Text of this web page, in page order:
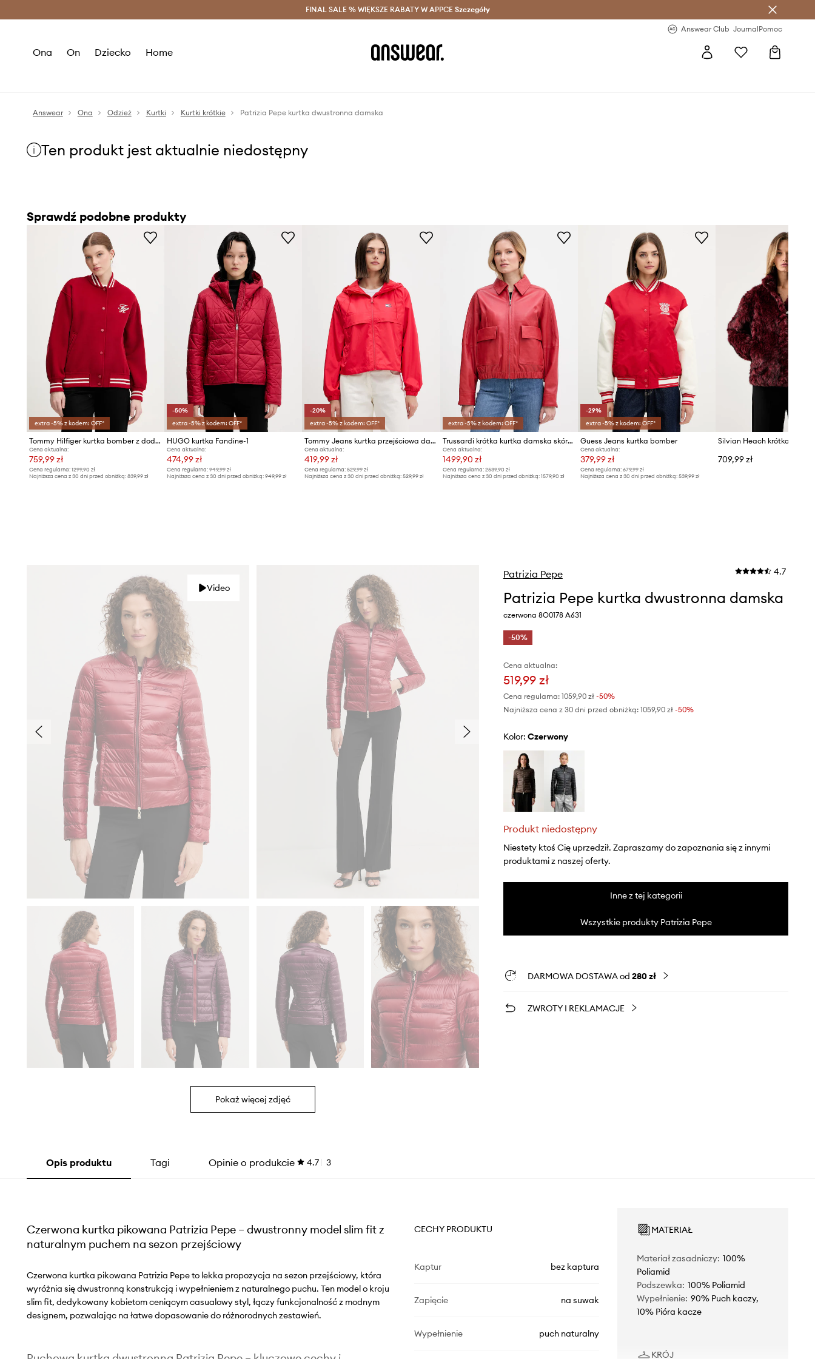
Oszczędzaj z Answear Club > Dostawa nawet w 24h >
FINAL SALE % WIĘKSZE RABATY W APPCE Szczegóły
Answear Club JournalPomoc
Ona On Dziecko Home
Answear Ona Odzież Kurtki Kurtki krótkie Patrizia Pepe kurtka dwustronna damska
Ten produkt jest aktualnie niedostępny
Sprawdź podobne produkty
extra -5% z kodem: OFF*
Tommy Hilfiger kurtka bomber z dodatkiem wełny
Cena aktualna:
759,99 zł
Cena regularna: 1299,90 zł
Najniższa cena z 30 dni przed obniżką: 839,99 zł
-50%
extra -5% z kodem: OFF*
HUGO kurtka Fandine-1
Cena aktualna:
474,99 zł
Cena regularna:949,99 zł
Najniższa cena z 30 dni przed obniżką:949,99 zł
-20%
extra -5% z kodem: OFF*
Tommy Jeans kurtka przejściowa damska
Cena aktualna:
419,99 zł
Cena regularna: 529,99 zł
Najniższa cena z 30 dni przed obniżką: 529,99 zł
extra -5% z kodem: OFF*
Trussardi krótka kurtka damska skórzana
Cena aktualna:
1499,90 zł
Cena regularna: 2539,90 zł
Najniższa cena z 30 dni przed obniżką: 1579,90 zł
-29%
extra -5% z kodem: OFF*
Guess Jeans kurtka bomber
Cena aktualna:
379,99 zł
Cena regularna:679,99 zł
Najniższa cena z 30 dni przed obniżką:539,99 zł
709,99 zł
Video
Pokaż więcej zdjęć
Patrizia Pepe 4.7
Patrizia Pepe kurtka dwustronna damska
czerwona 8O0178 A631
-50%
Cena aktualna:
519,99 zł
Cena regularna: 1059,90 zł-50%
Najniższa cena z 30 dni przed obniżką: 1059,90 zł -50%
Kolor: czerwony
Produkt niedostępny
Niestety ktoś Cię uprzedził. Zapraszamy do zapoznania się z innymi
produktami z naszej oferty.
Inne z tej kategorii
Wszystkie produkty Patrizia Pepe
DARMOWA DOSTAWA od 280 zł
ZWROTY I REKLAMACJE
Opis produktu Tagi Opinie o produkcie 4.7 3
Czerwona kurtka pikowana Patrizia Pepe – dwustronny model slim fit z
naturalnym puchem na sezon przejściowy
Czerwona kurtka pikowana Patrizia Pepe to lekka propozycja na sezon przejściowy, która
wyróżnia się dwustronną konstrukcją i wypełnieniem z naturalnego puchu. Ten model o kroju
slim fit, dedykowany kobietom ceniącym casualowy styl, łączy funkcjonalność z modnym
designem, pozwalając na łatwe dopasowanie do różnorodnych zestawień.
CECHY PRODUKTU
Kaptur bez kaptura
Zapięcie na suwak
Wypełnienie puch naturalny
MATERIAŁ
Materiał zasadniczy: 100%
Poliamid
Podszewka: 100% Poliamid
Wypełnienie: 90% Puch kaczy,
10% Pióra kacze
KRÓJ